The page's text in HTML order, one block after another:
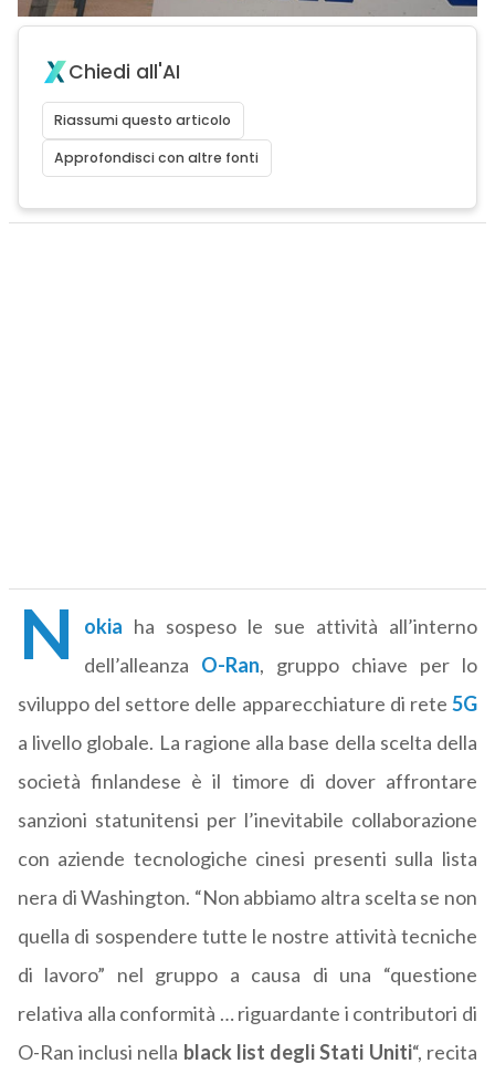
Chiedi all'AI
Riassumi questo articolo
Approfondisci con altre fonti
N okia ha sospeso le sue attività all’interno
dell’alleanza O-Ran, gruppo chiave per lo
sviluppo del settore delle apparecchiature di rete 5G
a livello globale. La ragione alla base della scelta della
società finlandese è il timore di dover affrontare
sanzioni statunitensi per l’inevitabile collaborazione
con aziende tecnologiche cinesi presenti sulla lista
nera di Washington. “Non abbiamo altra scelta se non
quella di sospendere tutte le nostre attività tecniche
di lavoro” nel gruppo a causa di una “questione
relativa alla conformità … riguardante i contributori di
O-Ran inclusi nella black list degli Stati Uniti“, recita